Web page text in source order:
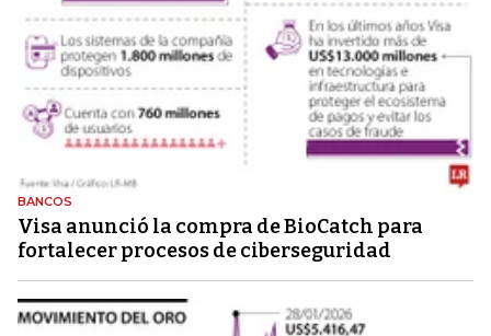
BANCOS
Visa anunció la compra de BioCatch para
fortalecer procesos de ciberseguridad